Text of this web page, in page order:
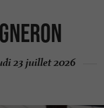
23 juillet 2026